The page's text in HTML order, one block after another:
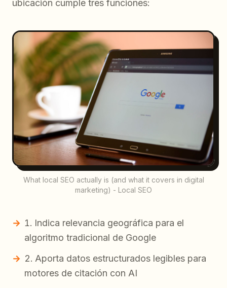
ubicación cumple tres funciones:
What local SEO actually is (and what it covers in digital
marketing) - Local SEO
Indica relevancia geográfica para el
algoritmo tradicional de Google
Aporta datos estructurados legibles para
motores de citación con AI